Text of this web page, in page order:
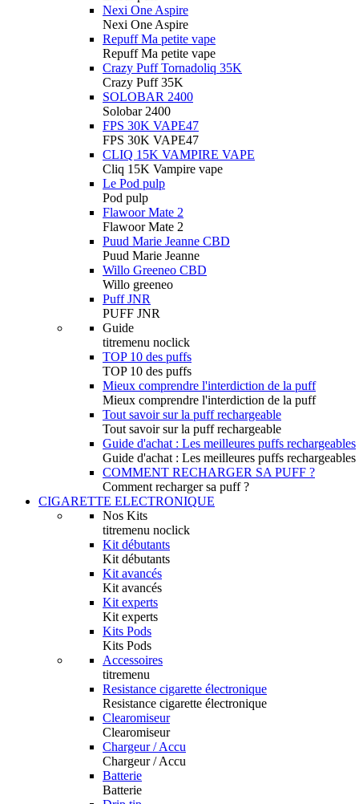
Nexi One Aspire
Nexi One Aspire
Repuff Ma petite vape
Repuff Ma petite vape
Crazy Puff Tornadoliq 35K
Crazy Puff 35K
SOLOBAR 2400
Solobar 2400
FPS 30K VAPE47
FPS 30K VAPE47
CLIQ 15K VAMPIRE VAPE
Cliq 15K Vampire vape
Le Pod pulp
Pod pulp
Flawoor Mate 2
Flawoor Mate 2
Puud Marie Jeanne CBD
Puud Marie Jeanne
Willo Greeneo CBD
Willo greeneo
Puff JNR
PUFF JNR
Guide
titremenu noclick
TOP 10 des puffs
TOP 10 des puffs
Mieux comprendre l'interdiction de la puff
Mieux comprendre l'interdiction de la puff
Tout savoir sur la puff rechargeable
Tout savoir sur la puff rechargeable
Guide d'achat : Les meilleures puffs rechargeables
Guide d'achat : Les meilleures puffs rechargeables
COMMENT RECHARGER SA PUFF ?
Comment recharger sa puff ?
CIGARETTE ELECTRONIQUE
Nos Kits
titremenu noclick
Kit débutants
Kit débutants
Kit avancés
Kit avancés
Kit experts
Kit experts
Kits Pods
Kits Pods
Accessoires
titremenu
Resistance cigarette électronique
Resistance cigarette électronique
Clearomiseur
Clearomiseur
Chargeur / Accu
Chargeur / Accu
Batterie
Batterie